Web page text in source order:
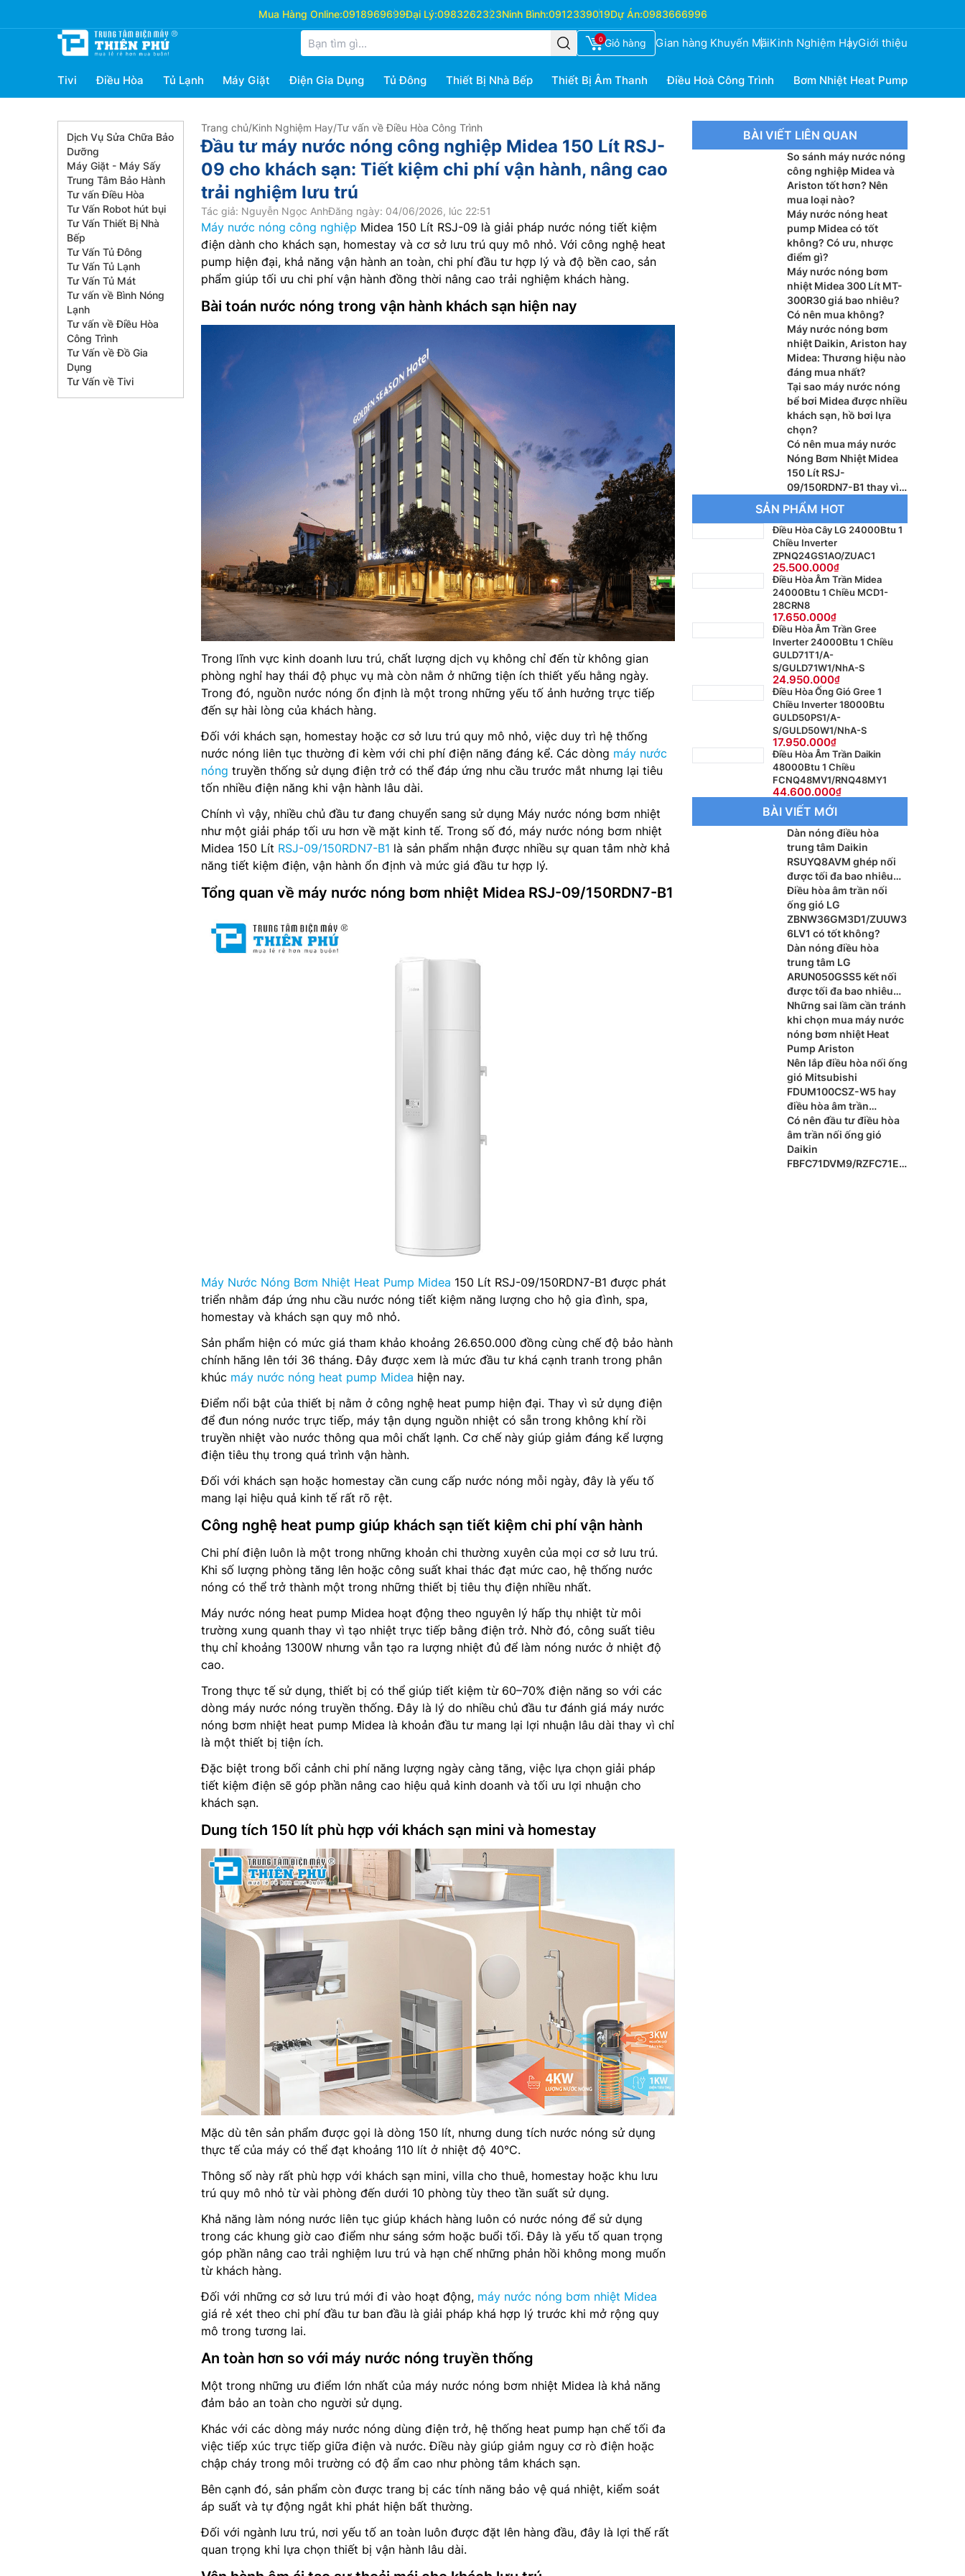
Mua Hàng Online:0918969699Đại Lý:0983262323Ninh Bình:0912339019Dự Án:0983666996
0 Giỏ hàng Gian hàng Khuyến MãiKinh Nghiệm HayGiới thiệu
Tivi Điều Hòa Tủ Lạnh Máy Giặt Điện Gia Dụng Tủ Đông Thiết Bị Nhà Bếp Thiết Bị Âm Thanh Điều Hoà Công Trình Bơm Nhiệt Heat Pump
Dịch Vụ Sửa Chữa Bảo
Dưỡng
Máy Giặt - Máy Sấy
Trung Tâm Bảo Hành
Tư vấn Điều Hòa
Tư Vấn Robot hút bụi
Tư Vấn Thiết Bị Nhà
Bếp
Tư Vấn Tủ Đông
Tư Vấn Tủ Lạnh
Tư Vấn Tủ Mát
Tư vấn về Bình Nóng
Lạnh
Tư vấn về Điều Hòa
Công Trình
Tư Vấn về Đồ Gia
Dụng
Tư Vấn về Tivi
Trang chủ/Kinh Nghiệm Hay/Tư vấn về Điều Hòa Công Trình
Đầu tư máy nước nóng công nghiệp Midea 150 Lít RSJ-
09 cho khách sạn: Tiết kiệm chi phí vận hành, nâng cao
trải nghiệm lưu trú
Tác giả: Nguyễn Ngọc AnhĐăng ngày: 04/06/2026, lúc 22:51
Máy nước nóng công nghiệp Midea 150 Lít RSJ-09 là giải pháp nước nóng tiết kiệm
điện dành cho khách sạn, homestay và cơ sở lưu trú quy mô nhỏ. Với công nghệ heat
pump hiện đại, khả năng vận hành an toàn, chi phí đầu tư hợp lý và độ bền cao, sản
phẩm giúp tối ưu chi phí vận hành đồng thời nâng cao trải nghiệm khách hàng.
Bài toán nước nóng trong vận hành khách sạn hiện nay
Trong lĩnh vực kinh doanh lưu trú, chất lượng dịch vụ không chỉ đến từ không gian
phòng nghỉ hay thái độ phục vụ mà còn nằm ở những tiện ích thiết yếu hằng ngày.
Trong đó, nguồn nước nóng ổn định là một trong những yếu tố ảnh hưởng trực tiếp
đến sự hài lòng của khách hàng.
Đối với khách sạn, homestay hoặc cơ sở lưu trú quy mô nhỏ, việc duy trì hệ thống
nước nóng liên tục thường đi kèm với chi phí điện năng đáng kể. Các dòng máy nước
nóng truyền thống sử dụng điện trở có thể đáp ứng nhu cầu trước mắt nhưng lại tiêu
tốn nhiều điện năng khi vận hành lâu dài.
Chính vì vậy, nhiều chủ đầu tư đang chuyển sang sử dụng Máy nước nóng bơm nhiệt
như một giải pháp tối ưu hơn về mặt kinh tế. Trong số đó, máy nước nóng bơm nhiệt
Midea 150 Lít RSJ-09/150RDN7-B1 là sản phẩm nhận được nhiều sự quan tâm nhờ khả
năng tiết kiệm điện, vận hành ổn định và mức giá đầu tư hợp lý.
Tổng quan về máy nước nóng bơm nhiệt Midea RSJ-09/150RDN7-B1
Máy Nước Nóng Bơm Nhiệt Heat Pump Midea 150 Lít RSJ-09/150RDN7-B1 được phát
triển nhằm đáp ứng nhu cầu nước nóng tiết kiệm năng lượng cho hộ gia đình, spa,
homestay và khách sạn quy mô nhỏ.
Sản phẩm hiện có mức giá tham khảo khoảng 26.650.000 đồng cùng chế độ bảo hành
chính hãng lên tới 36 tháng. Đây được xem là mức đầu tư khá cạnh tranh trong phân
khúc máy nước nóng heat pump Midea hiện nay.
Điểm nổi bật của thiết bị nằm ở công nghệ heat pump hiện đại. Thay vì sử dụng điện
để đun nóng nước trực tiếp, máy tận dụng nguồn nhiệt có sẵn trong không khí rồi
truyền nhiệt vào nước thông qua môi chất lạnh. Cơ chế này giúp giảm đáng kể lượng
điện tiêu thụ trong quá trình vận hành.
Đối với khách sạn hoặc homestay cần cung cấp nước nóng mỗi ngày, đây là yếu tố
mang lại hiệu quả kinh tế rất rõ rệt.
Công nghệ heat pump giúp khách sạn tiết kiệm chi phí vận hành
Chi phí điện luôn là một trong những khoản chi thường xuyên của mọi cơ sở lưu trú.
Khi số lượng phòng tăng lên hoặc công suất khai thác đạt mức cao, hệ thống nước
nóng có thể trở thành một trong những thiết bị tiêu thụ điện nhiều nhất.
Máy nước nóng heat pump Midea hoạt động theo nguyên lý hấp thụ nhiệt từ môi
trường xung quanh thay vì tạo nhiệt trực tiếp bằng điện trở. Nhờ đó, công suất tiêu
thụ chỉ khoảng 1300W nhưng vẫn tạo ra lượng nhiệt đủ để làm nóng nước ở nhiệt độ
cao.
Trong thực tế sử dụng, thiết bị có thể giúp tiết kiệm từ 60–70% điện năng so với các
dòng máy nước nóng truyền thống. Đây là lý do nhiều chủ đầu tư đánh giá máy nước
nóng bơm nhiệt heat pump Midea là khoản đầu tư mang lại lợi nhuận lâu dài thay vì chỉ
là một thiết bị tiện ích.
Đặc biệt trong bối cảnh chi phí năng lượng ngày càng tăng, việc lựa chọn giải pháp
tiết kiệm điện sẽ góp phần nâng cao hiệu quả kinh doanh và tối ưu lợi nhuận cho
khách sạn.
Dung tích 150 lít phù hợp với khách sạn mini và homestay
Mặc dù tên sản phẩm được gọi là dòng 150 lít, nhưng dung tích nước nóng sử dụng
thực tế của máy có thể đạt khoảng 110 lít ở nhiệt độ 40°C.
Thông số này rất phù hợp với khách sạn mini, villa cho thuê, homestay hoặc khu lưu
trú quy mô nhỏ từ vài phòng đến dưới 10 phòng tùy theo tần suất sử dụng.
Khả năng làm nóng nước liên tục giúp khách hàng luôn có nước nóng để sử dụng
trong các khung giờ cao điểm như sáng sớm hoặc buổi tối. Đây là yếu tố quan trọng
góp phần nâng cao trải nghiệm lưu trú và hạn chế những phản hồi không mong muốn
từ khách hàng.
Đối với những cơ sở lưu trú mới đi vào hoạt động, máy nước nóng bơm nhiệt Midea
giá rẻ xét theo chi phí đầu tư ban đầu là giải pháp khá hợp lý trước khi mở rộng quy
mô trong tương lai.
An toàn hơn so với máy nước nóng truyền thống
Một trong những ưu điểm lớn nhất của máy nước nóng bơm nhiệt Midea là khả năng
đảm bảo an toàn cho người sử dụng.
Khác với các dòng máy nước nóng dùng điện trở, hệ thống heat pump hạn chế tối đa
việc tiếp xúc trực tiếp giữa điện và nước. Điều này giúp giảm nguy cơ rò điện hoặc
chập cháy trong môi trường có độ ẩm cao như phòng tắm khách sạn.
Bên cạnh đó, sản phẩm còn được trang bị các tính năng bảo vệ quá nhiệt, kiểm soát
áp suất và tự động ngắt khi phát hiện bất thường.
Đối với ngành lưu trú, nơi yếu tố an toàn luôn được đặt lên hàng đầu, đây là lợi thế rất
quan trọng khi lựa chọn thiết bị vận hành lâu dài.
BÀI VIẾT LIÊN QUAN
So sánh máy nước nóng
công nghiệp Midea và
Ariston tốt hơn? Nên
mua loại nào?
Máy nước nóng heat
pump Midea có tốt
không? Có ưu, nhược
điểm gì?
Máy nước nóng bơm
nhiệt Midea 300 Lít MT-
300R30 giá bao nhiêu?
Có nên mua không?
Máy nước nóng bơm
nhiệt Daikin, Ariston hay
Midea: Thương hiệu nào
đáng mua nhất?
Tại sao máy nước nóng
bể bơi Midea được nhiều
khách sạn, hồ bơi lựa
chọn?
Có nên mua máy nước
Nóng Bơm Nhiệt Midea
150 Lít RSJ-
09/150RDN7-B1 thay vì
máy nước nóng truyền
thống
SẢN PHẨM HOT
Điều Hòa Cây LG 24000Btu 1
Chiều Inverter
ZPNQ24GS1AO/ZUAC1
25.500.000
Điều Hòa Âm Trần Midea
24000Btu 1 Chiều MCD1-
28CRN8
17.650.000
Điều Hòa Âm Trần Gree
Inverter 24000Btu 1 Chiều
GULD71T1/A-
S/GULD71W1/NhA-S
24.950.000
Điều Hòa Ống Gió Gree 1
Chiều Inverter 18000Btu
GULD50PS1/A-
S/GULD50W1/NhA-S
17.950.000
Điều Hòa Âm Trần Daikin
48000Btu 1 Chiều
FCNQ48MV1/RNQ48MY1
44.600.000
BÀI VIẾT MỚI
Dàn nóng điều hòa
trung tâm Daikin
RSUYQ8AVM ghép nối
được tối đa bao nhiêu
dàn lạnh?
Điều hòa âm trần nối
ống gió LG
ZBNW36GM3D1/ZUUW3
6LV1 có tốt không?
Dàn nóng điều hòa
trung tâm LG
ARUN050GSS5 kết nối
được tối đa bao nhiêu
dàn lạnh?
Những sai lầm cần tránh
khi chọn mua máy nước
nóng bơm nhiệt Heat
Pump Ariston
Nên lắp điều hòa nối ống
gió Mitsubishi
FDUM100CSZ-W5 hay
điều hòa âm trần
Mitsubishi FDT100CNZ-
W5 cho phòng khách?
Có nên đầu tư điều hòa
âm trần nối ống gió
Daikin
FBFC71DVM9/RZFC71EV